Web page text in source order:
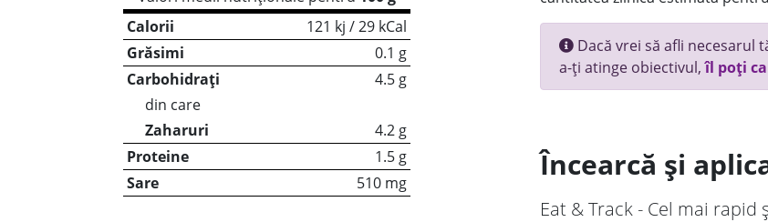
Calorii
121 kj / 29 kCal
Grăsimi
0.1 g
Carbohidrați
4.5 g
din care
Zaharuri
4.2 g
Proteine
1.5 g
Sare
510 mg
Dacă vrei să afli necesarul
a-ți atinge obiectivul,îl poți
Încearcă și
Eat & Track - Cel mai